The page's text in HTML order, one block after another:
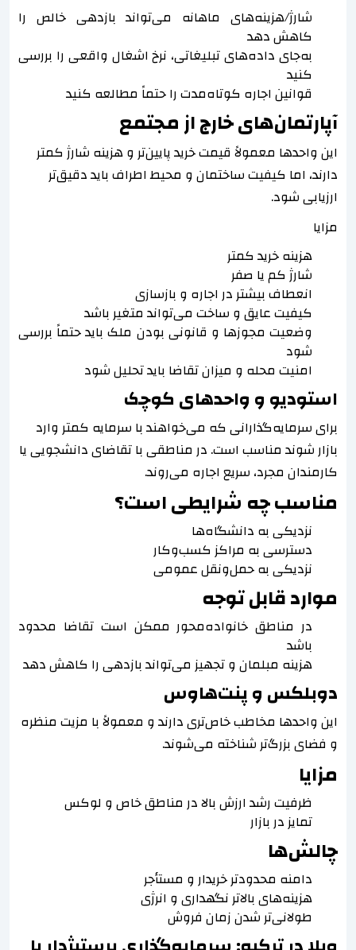
شارژ/هزینه‌های ماهانه می‌تواند بازدهی خالص را
کاهش دهد
به‌جای داده‌های تبلیغاتی، نرخ اشغال واقعی را بررسی
کنید
قوانین اجاره کوتاه‌مدت را حتماً مطالعه کنید
آپارتمان‌های خارج از مجتمع
این واحدها معمولاً قیمت خرید پایین‌تر و هزینه شارژ کمتر
دارند، اما کیفیت ساختمان و محیط اطراف باید دقیق‌تر
ارزیابی شود.
مزایا
هزینه خرید کمتر
شارژ کم یا صفر
انعطاف بیشتر در اجاره و بازسازی
کیفیت عایق و ساخت می‌تواند متغیر باشد
وضعیت مجوزها و قانونی بودن ملک باید حتماً بررسی
شود
امنیت محله و میزان تقاضا باید تحلیل شود
استودیو و واحدهای کوچک
برای سرمایه‌گذارانی که می‌خواهند با سرمایه کمتر وارد
بازار شوند مناسب است. در مناطقی با تقاضای دانشجویی یا
کارمندان مجرد، سریع اجاره می‌روند.
مناسب چه شرایطی است؟
نزدیکی به دانشگاه‌ها
دسترسی به مراکز کسب‌وکار
نزدیکی به حمل‌ونقل عمومی
موارد قابل توجه
در مناطق خانواده‌محور ممکن است تقاضا محدود
باشد
هزینه مبلمان و تجهیز می‌تواند بازدهی را کاهش دهد
دوبلکس و پنت‌هاوس
این واحدها مخاطب خاص‌تری دارند و معمولاً با مزیت منظره
و فضای بزرگ‌تر شناخته می‌شوند.
مزایا
ظرفیت رشد ارزش بالا در مناطق خاص و لوکس
تمایز در بازار
چالش‌ها
دامنه محدودتر خریدار و مستأجر
هزینه‌های بالاتر نگهداری و انرژی
طولانی‌تر شدن زمان فروش